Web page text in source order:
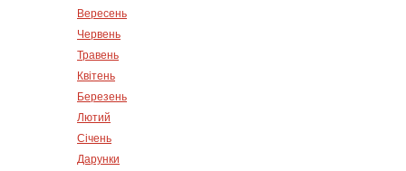
Вересень
Червень
Травень
Квітень
Березень
Лютий
Січень
Дарунки